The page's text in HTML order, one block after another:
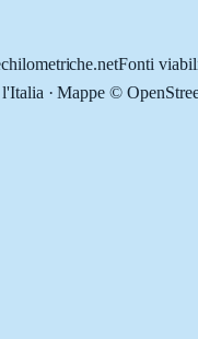
Fonti
· Mappe ©